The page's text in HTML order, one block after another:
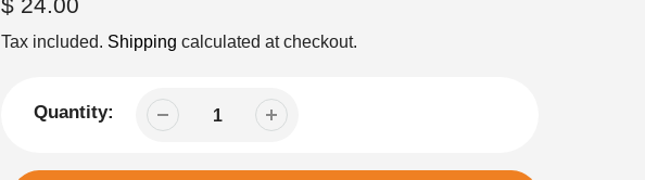
Regular
price
$ 24.00
Tax included. Shipping calculated at checkout.
Quantity: